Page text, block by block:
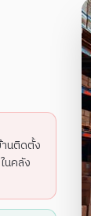
นติดตั้ง
นคลัง